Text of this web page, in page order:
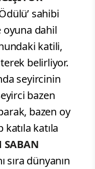
sahibi
oyuna dahil
katili,
belirliyor.
seyircinin
bazen
bazen oy
katıla
SABAN
sıra dünyanın